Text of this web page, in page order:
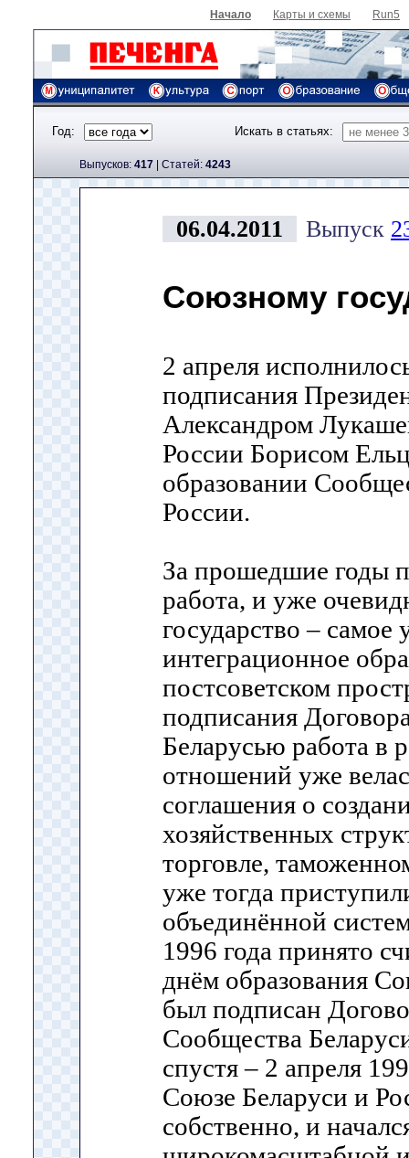
Начало Карты и схемы Run5
Год: Искать в статьях:
Выпусков: 417 | Cтатей: 4243
06.04.2011 Выпуск
Союзному
2 апреля
подписания
Александром
России Борисом
образовании
России.
За прошедшие годы
работа, и уже
государство – самое
интеграционное
постсоветском
подписания
Беларусью работа в
отношений уже
соглашения о
хозяйственных
торговле,
уже тогда
объединённой
1996 года принято
днём образования
был подписан
Сообщества
спустя – 2 апреля
Союзе Беларуси и
собственно, и